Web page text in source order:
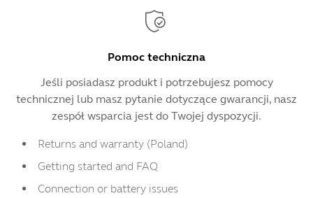
Pomoc techniczna
Jeśli posiadasz produkt i potrzebujesz pomocy
technicznej lub masz pytanie dotyczące gwarancji, nasz
zespół wsparcia jest do Twojej dyspozycji.
Returns and warranty (Poland)
Getting started and FAQ
Connection or battery issues